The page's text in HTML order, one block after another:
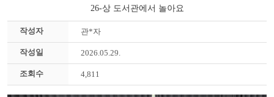
26-상 도서관에서 놀아요
작성자 관*자
작성일 2026.05.29.
조회수 4,811